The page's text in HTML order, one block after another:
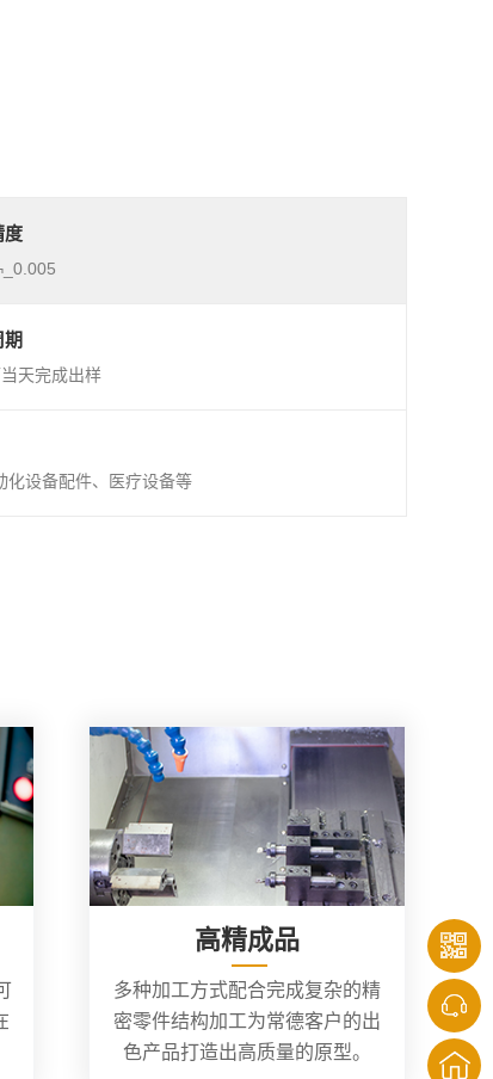
度
天完成出样
化设备配件、医疗设备等
高精成品
多种加工方式配合完成复杂的精
密零件结构加工为常德客户的出
色产品打造出高质量的原型。